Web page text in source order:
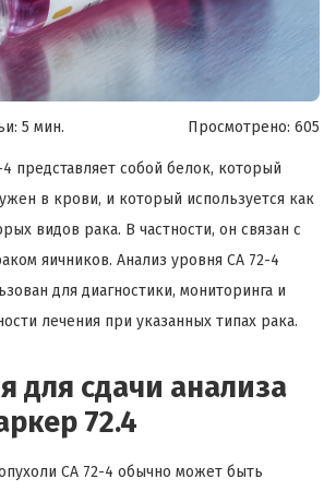
5 мин. Просмотрено: 605
представляет собой белок, который
в крови, и который используется как
видов рака. В частности, он связан с
яичников. Анализ уровня CA 72-4
для диагностики, мониторинга и
лечения при указанных типах рака.
для сдачи анализа
72.4
CA 72-4 обычно может быть